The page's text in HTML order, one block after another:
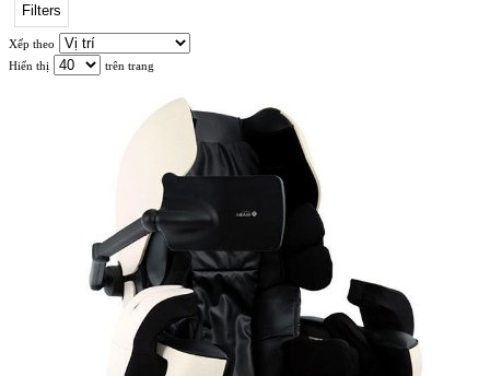
Huyệt
Lòng
Filters
Xếp theo
Hiển thị
trên trang